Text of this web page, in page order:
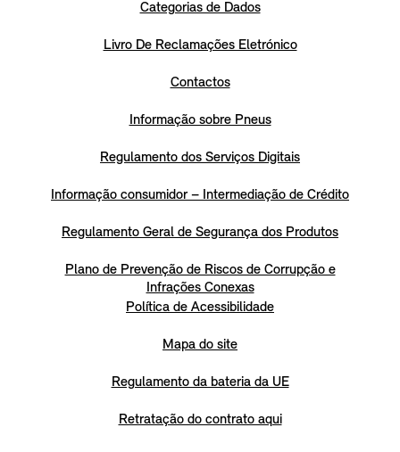
Categorias de Dados
Livro De Reclamações Eletrónico
Contactos
Informação sobre Pneus
Regulamento dos Serviços Digitais
Informação consumidor – Intermediação de Crédito
Regulamento Geral de Segurança dos Produtos
Plano de Prevenção de Riscos de Corrupção e
Infrações Conexas
Política de Acessibilidade
Mapa do site
Regulamento da bateria da UE
Retratação do contrato aqui